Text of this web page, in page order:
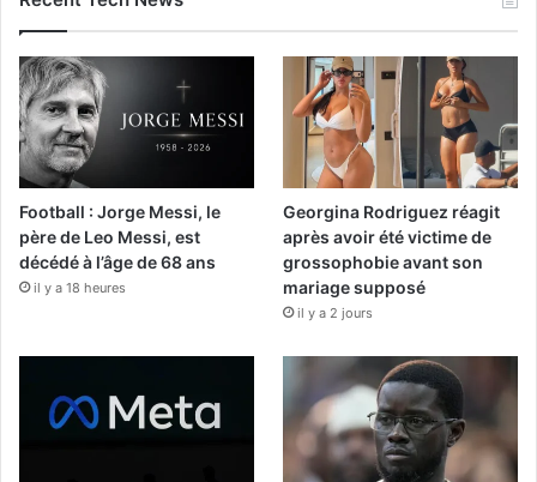
Football : Jorge Messi, le
père de Leo Messi, est
décédé à l’âge de 68 ans
il y a 18 heures
Georgina Rodriguez réagit
après avoir été victime de
grossophobie avant son
mariage supposé
il y a 2 jours